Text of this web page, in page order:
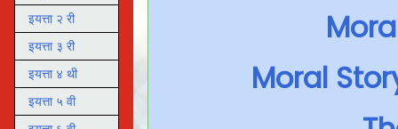
Moral
इयत्ता २ री
इयत्ता ३ री
इयत्ता ४ थी
इयत्ता ५ वी